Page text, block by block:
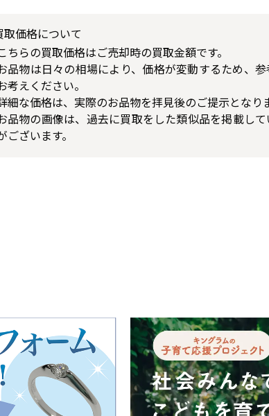
価格について
ちらの買取価格はご売却時の買取金額です。
品物は日々の相場により、価格が変動するため、参
考えください。
細な価格は、実際のお品物を拝見後のご提示となり
品物の画像は、過去に買取をした類似品を掲載し
ございます。